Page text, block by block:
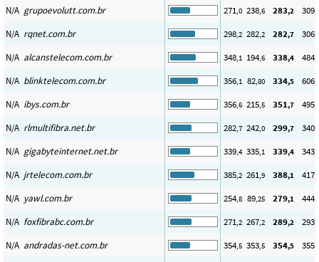
N/A grupoevolutt.com.br 271,0 238,6 283,2 309
N/A rqnet.com.br 298,2 282,2 282,7 306
N/A alcanstelecom.com.br 348,1 194,6 338,4 484
N/A blinktelecom.com.br 356,1 82,80 334,5 606
N/A ibys.com.br 356,6 215,5 351,7 495
N/A rlmultifibra.net.br 282,7 242,0 299,7 340
N/A gigabyteinternet.net.br 339,4 335,1 339,4 343
N/A jrtelecom.com.br 385,2 261,9 388,1 417
N/A yawl.com.br 254,8 89,25 279,1 444
N/A foxfibrabc.com.br 271,2 267,2 289,2 293
N/A andradas-net.com.br 354,5 353,5 354,5 355